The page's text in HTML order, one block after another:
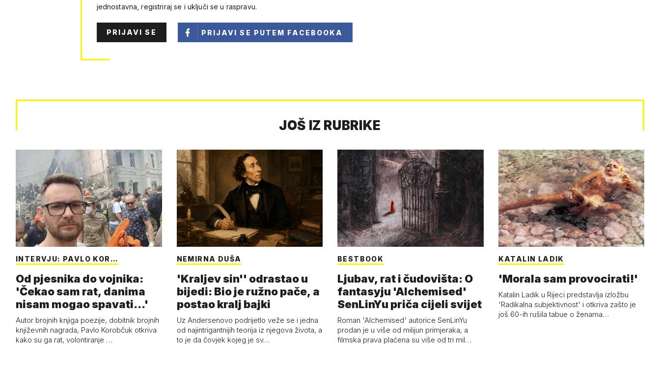
jednostavna, registriraj se i uključi se u raspravu.
PRIJAVI SE PRIJAVI SE PUTEM FACEBOOKA
JOŠ IZ RUBRIKE
INTERVJU: PAVLO KOR…
Od pjesnika do vojnika:
'Čekao sam rat, danima
nisam mogao spavati...'
Autor brojnih knjiga poezije, dobitnik brojnih
književnih nagrada, Pavlo Korobčuk otkriva
kako su ga rat, volontiranje …
NEMIRNA DUŠA
'Kraljev sin'' odrastao u
bijedi: Bio je ružno pače, a
postao kralj bajki
Uz Andersenovo podrijetlo veže se i jedna
od najintrigantnijih teorija iz njegova života, a
to je da čovjek kojeg je sv…
BESTBOOK
Ljubav, rat i čudovišta: O
fantasyju 'Alchemised'
SenLinYu priča cijeli svijet
Roman 'Alchemised' autorice SenLinYu
prodan je u više od milijun primjeraka, a
filmska prava plaćena su više od tri mil…
KATALIN LADIK
'Morala sam provocirati!'
Katalin Ladik u Rijeci predstavlja izložbu
'Radikalna subjektivnost' i otkriva zašto je
još 60-ih rušila tabue o ženama…